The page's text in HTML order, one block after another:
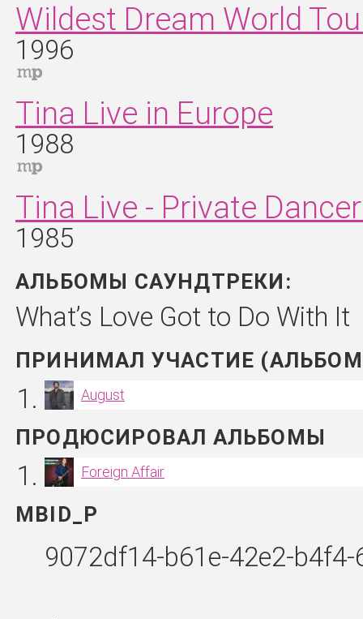
Wildest Dream World
1996
Tina Live in Europe
1988
Tina Live - Private
1985
АЛЬБОМЫ САУНДТРЕКИ:
What’s Love Got to Do With It
ПРИНИМАЛ УЧАСТИЕ
August
ПРОДЮСИРОВАЛ АЛЬБОМЫ
Foreign Affair
MBID_P
9072df14-b61e-42e2-